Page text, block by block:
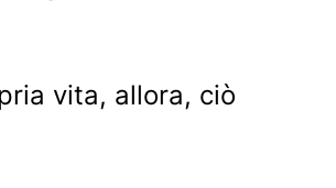
vita, allora, ciò